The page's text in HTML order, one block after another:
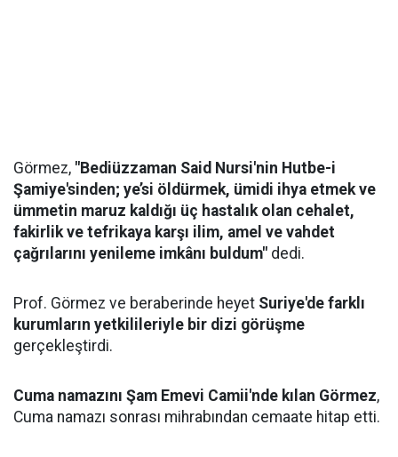
Görmez, "Bediüzzaman Said Nursi'nin Hutbe-i
Şamiye'sinden; ye’si öldürmek, ümidi ihya etmek ve
ümmetin maruz kaldığı üç hastalık olan cehalet,
fakirlik ve tefrikaya karşı ilim, amel ve vahdet
çağrılarını yenileme imkânı buldum" dedi.
Prof. Görmez ve beraberinde heyet Suriye'de farklı
kurumların yetkilileriyle bir dizi görüşme
gerçekleştirdi.
Cuma namazını Şam Emevi Camii'nde kılan Görmez,
Cuma namazı sonrası mihrabından cemaate hitap etti.